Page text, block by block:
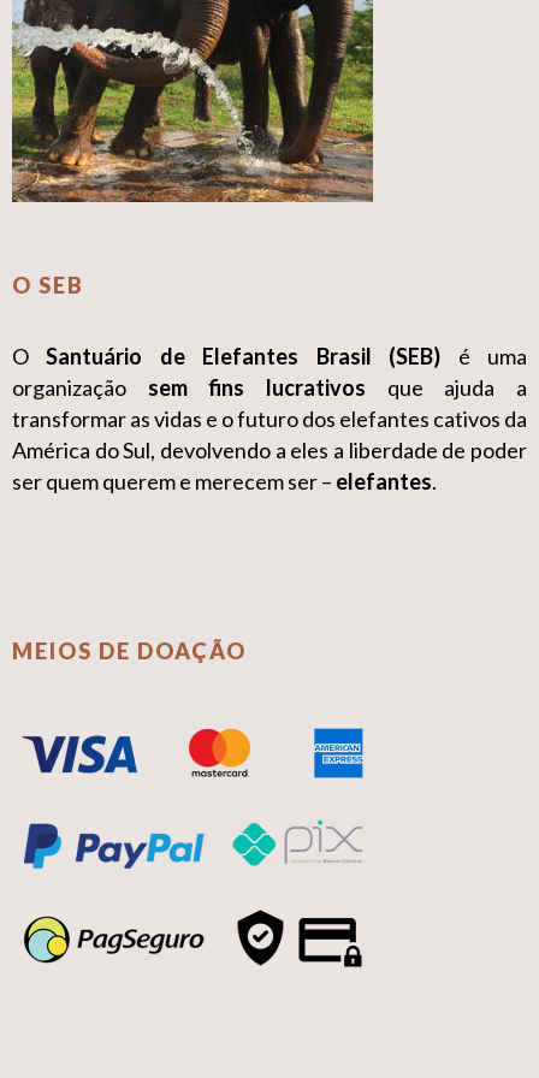
O SEB
OSantuário de Elefantes Brasil (SEB) é uma
organização sem fins lucrativos que ajuda a
transformar as vidas e o futuro dos elefantes cativos da
América do Sul, devolvendo a eles a liberdade de poder
ser quem querem e merecem ser – elefantes.
MEIOS DE DOAÇÃO